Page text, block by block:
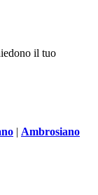
il tuo
| Ambrosiano